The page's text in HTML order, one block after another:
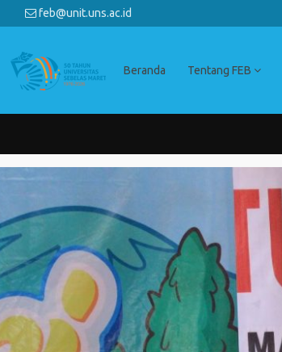
feb@unit.uns.ac.id
Beranda Tentang FEB